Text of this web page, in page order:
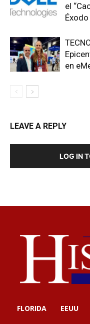
el
en
LEAVE A REPLY
LOG IN
FLORIDA EEUU